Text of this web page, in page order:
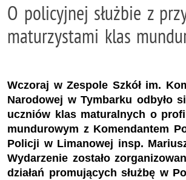
O policyjnej służbie z
maturzystami klas
Wczoraj w Zespole Szkół im.
Narodowej w Tymbarku odbyło
uczniów klas maturalnych o
mundurowym z Komendantem
Policji w Limanowej insp.
Wydarzenie zostało
działań promujących służbę w